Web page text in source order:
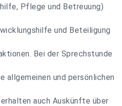
Pflege und Betreuung)
und Beteiligung
Bei der Sprechstunde
allgemeinen und persönlichen
auch Auskünfte über